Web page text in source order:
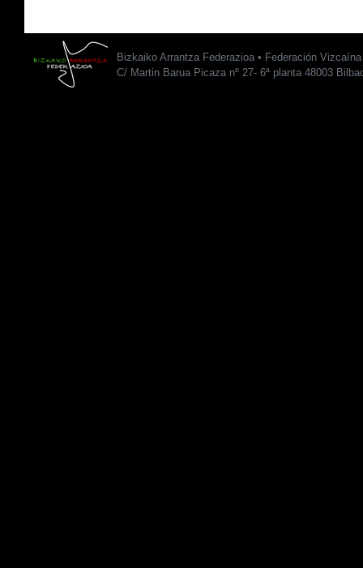
Bizkaiko Arrantza Federazioa • Federación
C/ Martin Barua Picaza nº 27- 6ª planta 48003